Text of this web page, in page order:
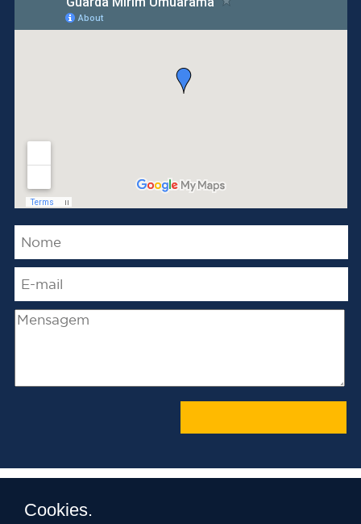
Fernando Pufe do 4º Ano de Sistemas de
Cookies.